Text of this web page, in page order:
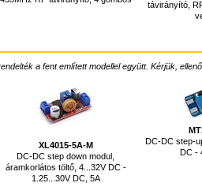
távirányító,
a fent említett modellel együtt. Kérjük,
XL4015-5A-M
DC-DC step down modul,
áramkorlátos töltő, 4...32V DC -
1.25...30V DC, 5A
DC-DC step-
DC -